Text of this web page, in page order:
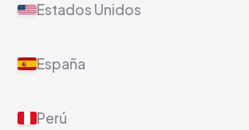
Estados Unidos
España
Perú